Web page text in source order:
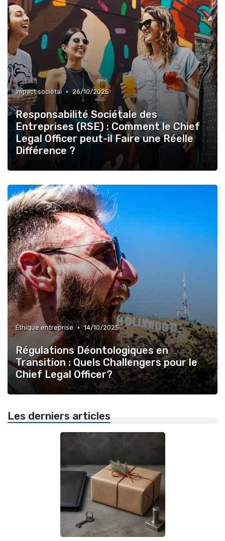
Impact sociétal • 26/10/2025
Responsabilité Sociétale des
Entreprises (RSE) : Comment le Chief
Legal Officer peut-il Faire une Réelle
Différence ?
Éthique entreprise • 14/10/2025
Régulations Déontologiques en
Transition : Quels Challengers pour le
Chief Legal Officer?
Les derniers articles